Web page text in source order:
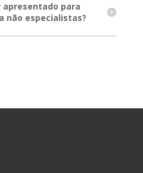
apresentado para
não especialistas?